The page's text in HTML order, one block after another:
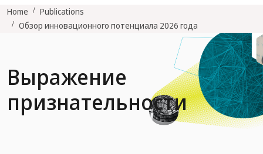
Home
Publications
Обзор инновационного потенциала 2026 года
Выражение
признательности